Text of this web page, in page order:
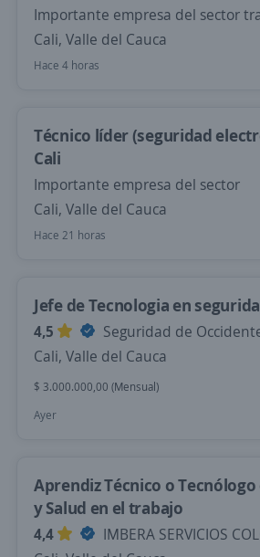
Importante empresa del sector
Cali, Valle del Cauca
Hace 4 horas
Técnico líder (seguridad
Cali
Importante empresa del sector
Cali, Valle del Cauca
Hace 21 horas
Jefe de Tecnologia en
4,5
Seguridad de
Cali, Valle del Cauca
$ 3.000.000,00 (Mensual)
Ayer
Aprendiz Técnico o
y Salud en el trabajo
4,4
IMBERA SERVICIOS